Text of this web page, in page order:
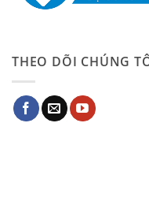
THEO DÕI CHÚNG